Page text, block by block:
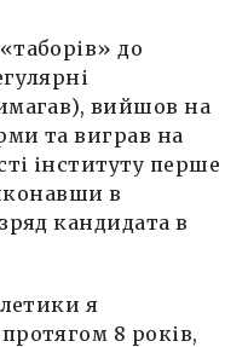
до
вийшов на
та виграв на
інституту перше
в
кандидата в
я
8 років,